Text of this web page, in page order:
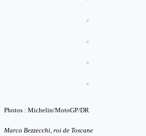
Photos : Michelin/MotoGP/DR
Marco Bezzecchi, roi de Toscane